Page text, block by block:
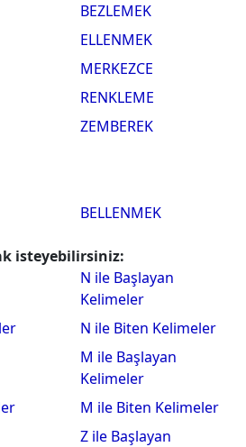
BEZLEMEK
ELLENMEK
MERKEZCE
RENKLEME
ZEMBEREK
BELLENMEK
isteyebilirsiniz:
N ile Başlayan
Kelimeler
N ile Biten Kelimeler
M ile Başlayan
Kelimeler
M ile Biten Kelimeler
Z ile Başlayan